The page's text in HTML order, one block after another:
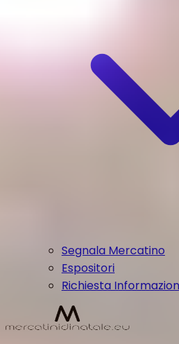
Segnala Mercatino
Espositori
Richiesta